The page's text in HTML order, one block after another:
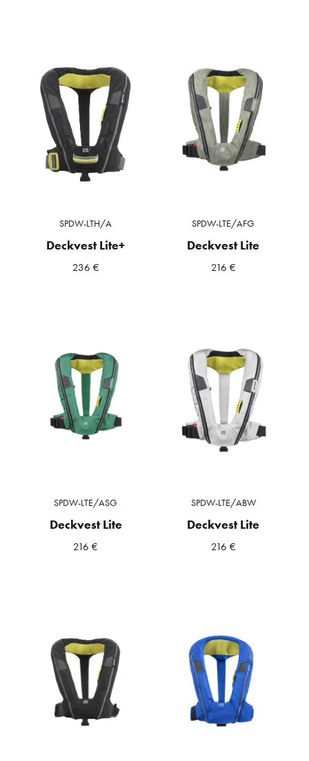
SPDW-LTH/A
Deckvest Lite+
236 €
SPDW-LTE/AFG
Deckvest Lite
216 €
SPDW-LTE/ASG
Deckvest Lite
216€
SPDW-LTE/ABW
Deckvest Lite
216 €